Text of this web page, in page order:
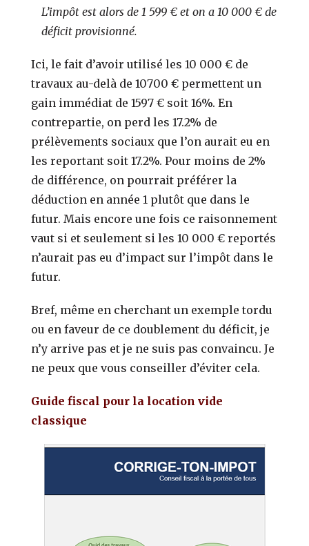
L’impôt est alors de 1 599 € et on a 10 000 € de
déficit provisionné.
Ici, le fait d’avoir utilisé les 10 000 € de
travaux au-delà de 10700 € permettent un
gain immédiat de 1597 € soit 16%. En
contrepartie, on perd les 17.2% de
prélèvements sociaux que l’on aurait eu en
les reportant soit 17.2%. Pour moins de 2%
de différence, on pourrait préférer la
déduction en année 1 plutôt que dans le
futur. Mais encore une fois ce raisonnement
vaut si et seulement si les 10 000 € reportés
n’aurait pas eu d’impact sur l’impôt dans le
futur.
Bref, même en cherchant un exemple tordu
ou en faveur de ce doublement du déficit, je
n’y arrive pas et je ne suis pas convaincu. Je
ne peux que vous conseiller d’éviter cela.
Guide fiscal pour la location vide
classique